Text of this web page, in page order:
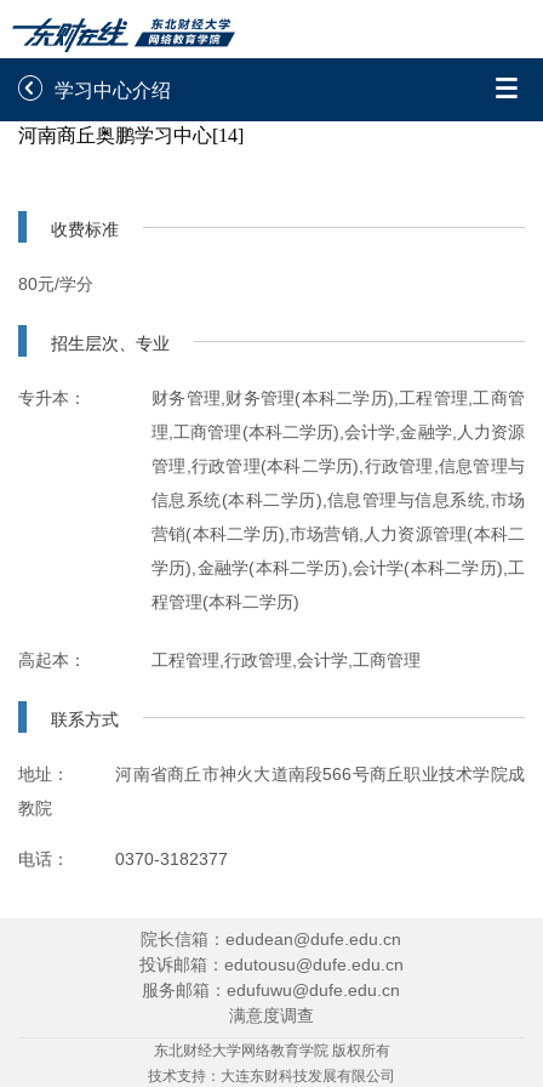

 学习中心介绍
录取通知书查询
学信网图像校对
学籍相关申请
信息确认及测试
河南商丘奥鹏学习中心[14]
收费标准
80元/学分
招生层次、专业
专升本：
财务管理,财务管理(本科二学历),工程管理,工商管
理,工商管理(本科二学历),会计学,金融学,人力资源
管理,行政管理(本科二学历),行政管理,信息管理与
信息系统(本科二学历),信息管理与信息系统,市场
营销(本科二学历),市场营销,人力资源管理(本科二
学历),金融学(本科二学历),会计学(本科二学历),工
程管理(本科二学历)
高起本： 工程管理,行政管理,会计学,工商管理
联系方式
地址：
河南省商丘市神火大道南段566号商丘职业技术学院成
教院
电话： 0370-3182377
院长信箱：edudean@dufe.edu.cn
投诉邮箱：edutousu@dufe.edu.cn
服务邮箱：edufuwu@dufe.edu.cn
满意度调查
东北财经大学网络教育学院 版权所有
技术支持： 大连东财科技发展有限公司